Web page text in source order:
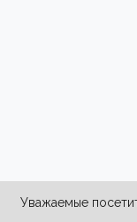
Уважаемые